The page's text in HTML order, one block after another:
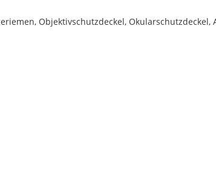
Objektivschutzdeckel,